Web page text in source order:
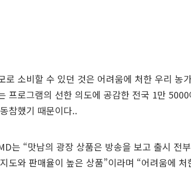
로 소비할 수 있던 것은 어려움에 처한 우리 농
프로그램의 선한 의도에 공감한 전국 1만
참했기 때문이다..
는 “맛남의 광장 상품은 방송을 보고 출시 전
도와 판매율이 높은 상품”이라며 “어려움에 처